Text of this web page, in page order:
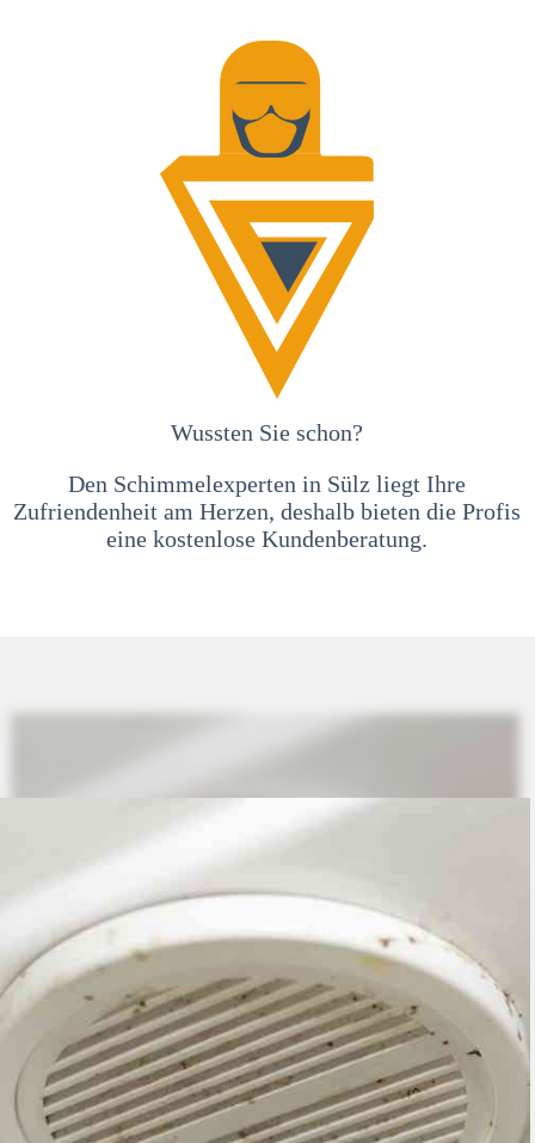
Wussten Sie schon?
Den Schimmelexperten in Sülz liegt Ihre
Zufriendenheit am Herzen, deshalb bieten die Profis
eine kostenlose Kundenberatung.